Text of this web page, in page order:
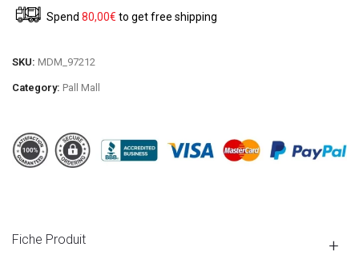
Spend 80,00€ to get free shipping
SKU: MDM_97212
Category: Pall Mall
Fiche Produit